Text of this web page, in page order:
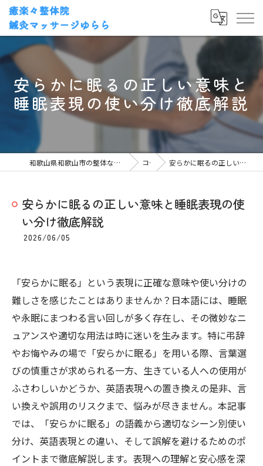
安らかに眠るの正しい意味と
睡眠表現の使い分け徹底解説
和歌山県和歌山市の整体なら癒楽々整体院・鍼灸マッサージゆらら コラム 安らかに眠るの正しい意味と睡眠表現の使い分け徹底解説
安らかに眠るの正しい意味と睡眠表現の使
い分け徹底解説
2026/06/05
「安らかに眠る」という表現に正確な意味や使い分けの
難しさを感じたことはありませんか？日本語には、睡眠
や永眠にまつわる言い回しが多く存在し、その微妙なニ
ュアンスや適切な用法は時に迷いを生みます。特に弔辞
やお悔やみの場で「安らかに眠る」を用いる際、言葉選
びの慎重さが求められる一方、生きている人への使用が
ふさわしいかどうか、英語表現への置き換えの是非、言
い換えや誤用のリスクまで、悩みが尽きません。本記事
では、「安らかに眠る」の語義から適切なシーン別使い
分け、英語表現との違い、そして誤解を避けるためのポ
イントまで徹底解説します。表現への理解と安心感を深